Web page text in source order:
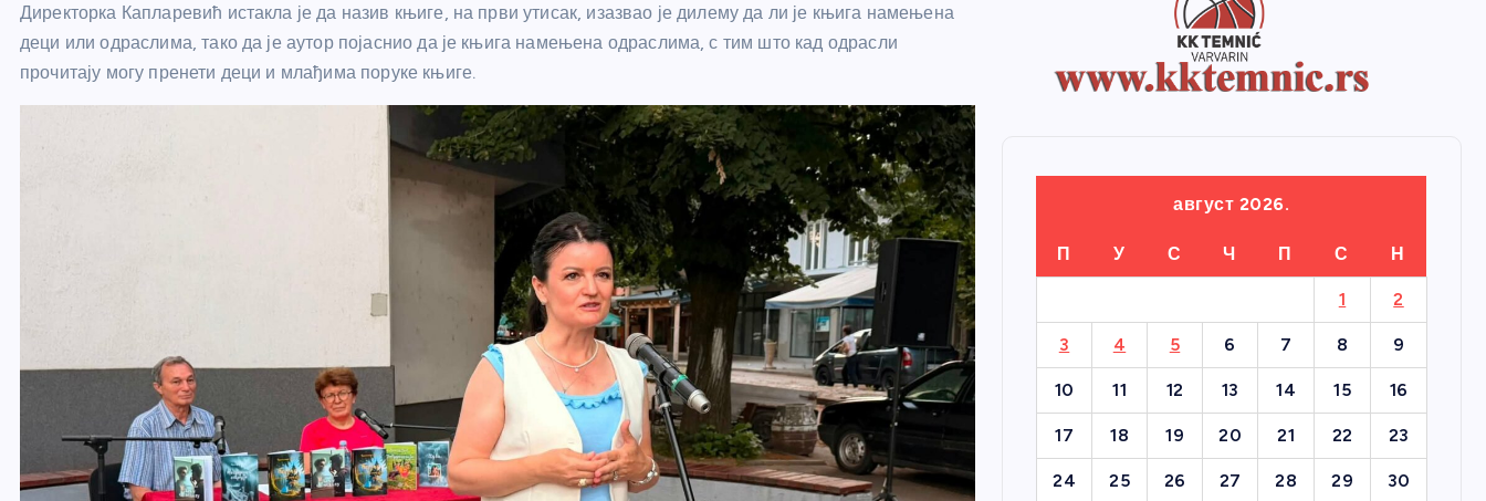
Директорка Капларевић истакла је да назив књиге, на први утисак, изазвао је дилему да ли је књига намењена
деци или одраслима, тако да је аутор појаснио да је књига намењена одраслима, с тим што кад одрасли
прочитају могу пренети деци и млађима поруке књиге.
август 2026.
П У С Ч П С Н
1 2
3 4 5 6 7 8 9
10 11 12 13 14 15 16
17 18 19 20 21 22 23
24 25 26 27 28 29 30